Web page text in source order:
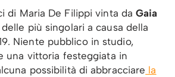
di Maria De Filippi vinta daGaia
più singolari a causa della
Niente pubblico in studio,
una vittoria festeggiata in
possibilità di abbracciare la